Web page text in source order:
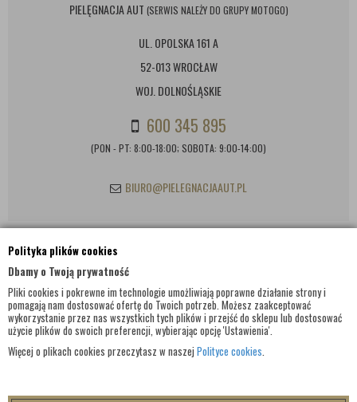
Polityka plików cookies
Dbamy o Twoją prywatność
Pliki cookies i pokrewne im technologie umożliwiają poprawne działanie strony i
pomagają nam dostosować ofertę do Twoich potrzeb. Możesz zaakceptować
wykorzystanie przez nas wszystkich tych plików i przejść do sklepu lub dostosować
użycie plików do swoich preferencji, wybierając opcję 'Ustawienia'.
Więcej o plikach cookies przeczytasz w naszej Polityce cookies.
PIELĘGNACJA AUT (SERWIS NALEŻY DO GRUPY MOTOGO)
UL. OPOLSKA 161 A
52-013 WROCŁAW
WOJ. DOLNOŚLĄSKIE
600 345 895
(PON - PT: 8:00-18:00; SOBOTA: 9:00-14:00)
BIURO@PIELEGNACJAAUT.PL
INFORMACJE KONTAKTOWE